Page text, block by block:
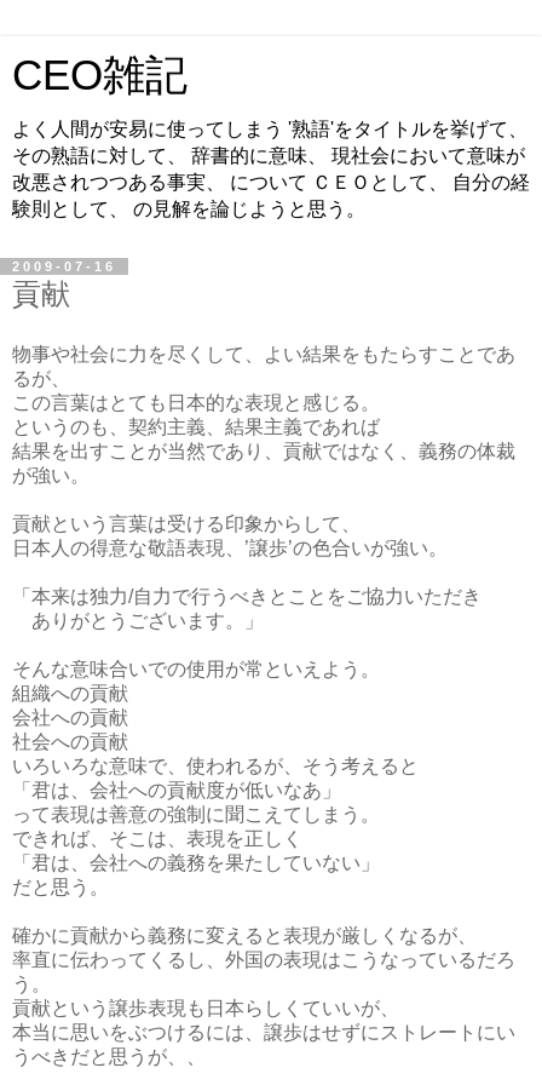
CEO雑記
よく人間が安易に使ってしまう '熟語'をタイトルを挙げて、
その熟語に対して、 辞書的に意味、 現社会において意味が
改悪されつつある事実、 について ＣＥＯとして、 自分の経
験則として、 の見解を論じようと思う。
2009-07-16
貢献
物事や社会に力を尽くして、よい結果をもたらすことであ
るが、
この言葉はとても日本的な表現と感じる。
というのも、契約主義、結果主義であれば
結果を出すことが当然であり、貢献ではなく、義務の体裁
が強い。
貢献という言葉は受ける印象からして、
日本人の得意な敬語表現、’譲歩’の色合いが強い。
「本来は独力/自力で行うべきとことをご協力いただき
ありがとうございます。」
そんな意味合いでの使用が常といえよう。
組織への貢献
会社への貢献
社会への貢献
いろいろな意味で、使われるが、そう考えると
「君は、会社への貢献度が低いなあ」
って表現は善意の強制に聞こえてしまう。
できれば、そこは、表現を正しく
「君は、会社への義務を果たしていない」
だと思う。
確かに貢献から義務に変えると表現が厳しくなるが、
率直に伝わってくるし、外国の表現はこうなっているだろ
う。
貢献という譲歩表現も日本らしくていいが、
本当に思いをぶつけるには、譲歩はせずにストレートにい
うべきだと思うが、、